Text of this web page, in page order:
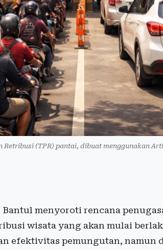
Retribusi (TPR) pantai, dibuat menggunakan
Bantul menyoroti rencana
wisata yang akan mulai
efektivitas pemungutan, namun